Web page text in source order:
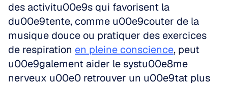
des activitu00e9s qui favorisent la
du00e9tente, comme u00e9couter de la
musique douce ou pratiquer des exercices
de respiration en pleine conscience, peut
u00e9galement aider le systu00e8me
nerveux u00e0 retrouver un u00e9tat plus